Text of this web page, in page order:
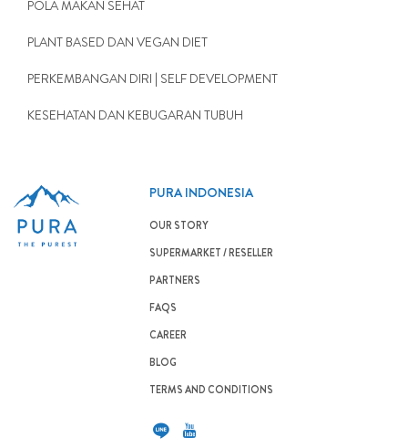
POLA MAKAN SEHAT
PLANT BASED DAN VEGAN DIET
PERKEMBANGAN DIRI | SELF DEVELOPMENT
KESEHATAN DAN KEBUGARAN TUBUH
PURA INDONESIA
OUR STORY
SUPERMARKET / RESELLER
PARTNERS
FAQS
CAREER
BLOG
TERMS AND CONDITIONS